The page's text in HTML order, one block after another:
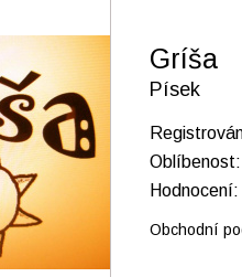
Gríša
Písek
Obchodní